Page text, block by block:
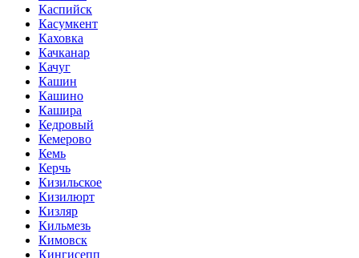
Каспийск
Касумкент
Каховка
Качканар
Качуг
Кашин
Кашино
Кашира
Кедровый
Кемерово
Кемь
Керчь
Кизильское
Кизилюрт
Кизляр
Кильмезь
Кимовск
Кингисепп